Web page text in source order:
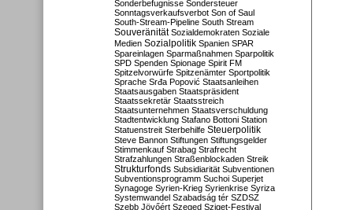
Sonderbefugnisse Sondersteuer
Sonntagsverkaufsverbot Son of Saul
South-Stream-Pipeline South Stream
Souveränität Sozialdemokraten Soziale
Medien Sozialpolitik Spanien SPAR
Spareinlagen Sparmaßnahmen Sparpolitik
SPD Spenden Spionage Spirit FM
Spitzelvorwürfe Spitzenämter Sportpolitik
Sprache Srđa Popović Staatsanleihen
Staatsausgaben Staatspräsident
Staatssekretär Staatsstreich
Staatsunternehmen Staatsverschuldung
Stadtentwicklung Stafano Bottoni Station
Statuenstreit Sterbehilfe Steuerpolitik
Steve Bannon Stiftungen Stiftungsgelder
Stimmenkauf Strabag Strafrecht
Strafzahlungen Straßenblockaden Streik
Strukturfonds Subsidiarität Subventionen
Subventionsprogramm Suchoi Superjet
Synagoge Syrien-Krieg Syrienkrise Syriza
Systemwandel Szabadság tér SZDSZ
Szebb Jövőért Szeged Sziget-Festival